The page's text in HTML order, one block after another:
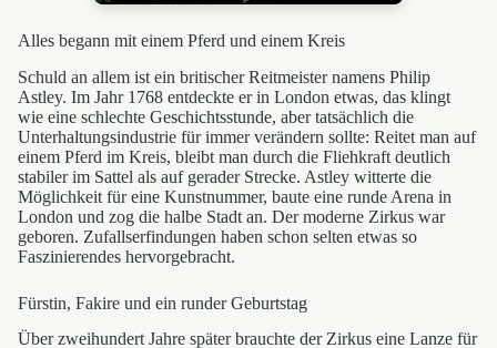
Alles begann mit einem Pferd und einem Kreis
Schuld an allem ist ein britischer Reitmeister namens Philip
Astley. Im Jahr 1768 entdeckte er in London etwas, das klingt
wie eine schlechte Geschichtsstunde, aber tatsächlich die
Unterhaltungsindustrie für immer verändern sollte: Reitet man auf
einem Pferd im Kreis, bleibt man durch die Fliehkraft deutlich
stabiler im Sattel als auf gerader Strecke. Astley witterte die
Möglichkeit für eine Kunstnummer, baute eine runde Arena in
London und zog die halbe Stadt an. Der moderne Zirkus war
geboren. Zufallserfindungen haben schon selten etwas so
Faszinierendes hervorgebracht.
Fürstin, Fakire und ein runder Geburtstag
Über zweihundert Jahre später brauchte der Zirkus eine Lanze für